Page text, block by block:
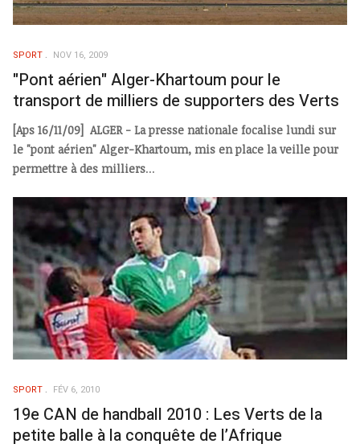
SPORT NOV 16, 2009
"Pont aérien" Alger-Khartoum pour le
transport de milliers de supporters des Verts
[Aps 16/11/09] ALGER - La presse nationale focalise lundi sur
le "pont aérien" Alger-Khartoum, mis en place la veille pour
permettre à des milliers...
SPORT FÉV 6, 2010
19e CAN de handball 2010 : Les Verts de la
petite balle à la conquête de l’Afrique